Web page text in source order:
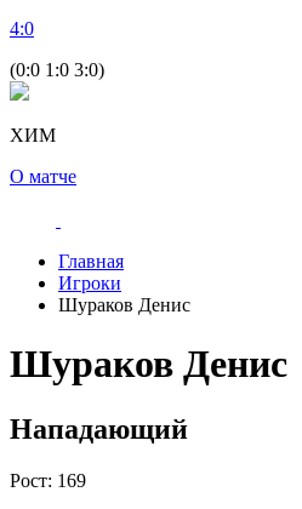
4:0
(0:0 1:0 3:0)
ХИМ
О матче
Главная
Игроки
Шураков Денис
Шураков Денис
Нападающий
Рост: 169